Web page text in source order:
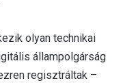
olyan technikai
állampolgárság
regisztráltak –